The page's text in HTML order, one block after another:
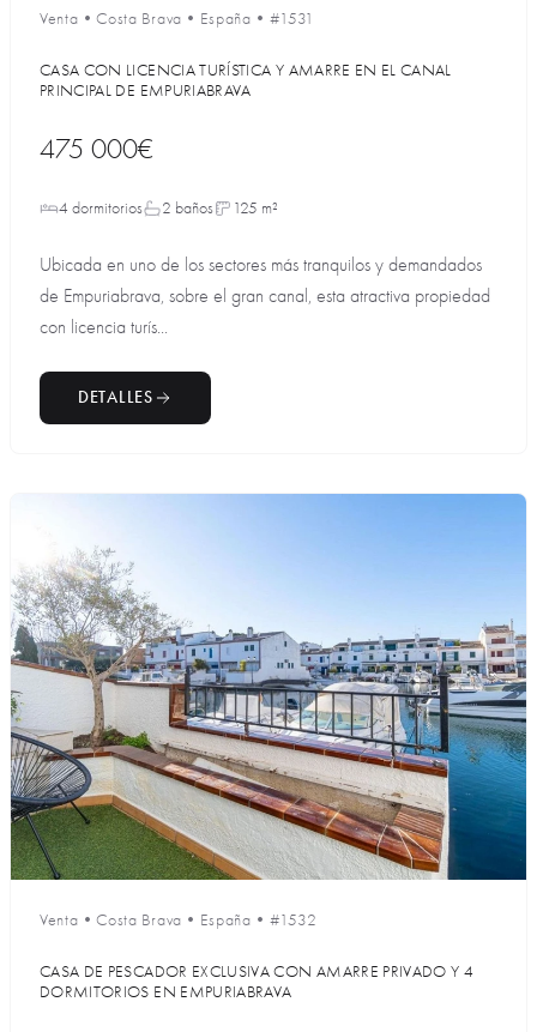
Venta •Costa Brava • España • #1531
CASA CON LICENCIA TURÍSTICA Y AMARRE EN EL CANAL
PRINCIPAL DE EMPURIABRAVA
475 000€
4 dormitorios 2 baños 125 m²
Ubicada en uno de los sectores más tranquilos y demandados
de Empuriabrava, sobre el gran canal, esta atractiva propiedad
con licencia turís...
DETALLES
Venta •Costa Brava • España • #1532
CASA DE PESCADOR EXCLUSIVA CON AMARRE PRIVADO Y 4
DORMITORIOS EN EMPURIABRAVA